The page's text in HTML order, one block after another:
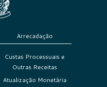
Arrecadação
Custas Processuais e
Outras Receitas
Atualização Monetária